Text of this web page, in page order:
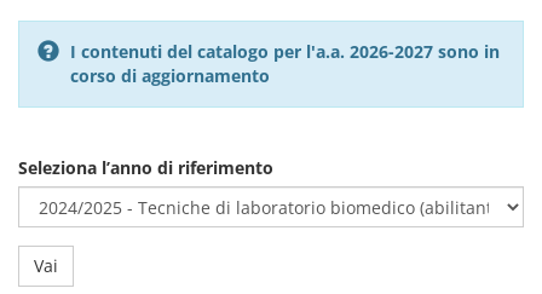
I contenuti del catalogo per l'a.a. 2026-2027 sono in
corso di aggiornamento
Seleziona l’anno di riferimento
Vai